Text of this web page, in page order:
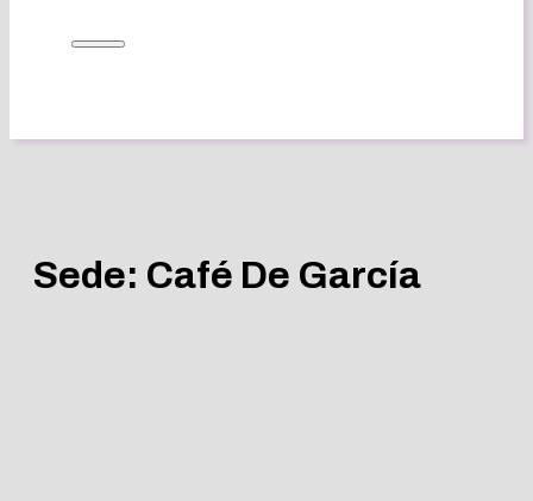
Sede: Café De García